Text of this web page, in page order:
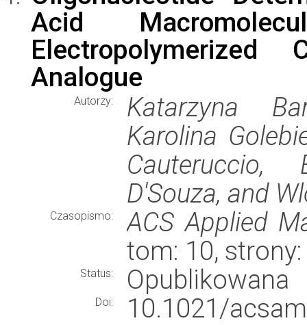
Acid
Electropolymerized
Analogue
Autorzy:
Katarzyna
Karolina
Cauteruccio,
D'Souza, and
Czasopismo:
ACS Applied
tom: 10,
Status: Opublikowana
Doi:
10.1021/